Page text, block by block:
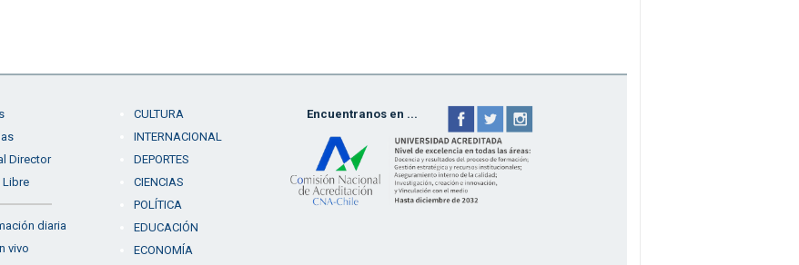
Director
Libre
diaria
vivo
CULTURA
INTERNACIONAL
DEPORTES
CIENCIAS
POLÍTICA
EDUCACIÓN
ECONOMÍA
Encuentranos en ...